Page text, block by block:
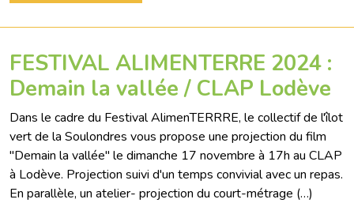
FESTIVAL ALIMENTERRE 2024 :
Demain la vallée / CLAP Lodève
Dans le cadre du Festival AlimenTERRRE, le collectif de l'îlot
vert de la Soulondres vous propose une projection du film
"Demain la vallée" le dimanche 17 novembre à 17h au CLAP
à Lodève. Projection suivi d'un temps convivial avec un repas.
En parallèle, un atelier- projection du court-métrage (…)